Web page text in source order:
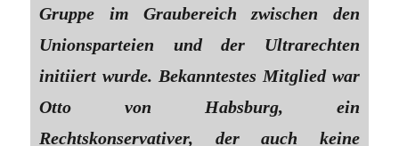
Gruppe im Graubereich zwischen den
Unionsparteien und der Ultrarechten
initiiert wurde. Bekanntestes Mitglied war
Otto von Habsburg, ein
Rechtskonservativer, der auch keine